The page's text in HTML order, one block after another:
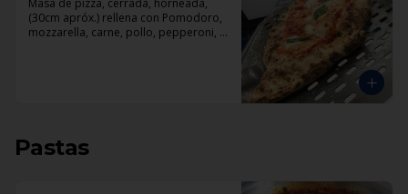
Masa de pizza, cerrada, horneada,
(30cm apróx.) rellena con Pomodoro,
mozzarella, carne, pollo, pepperoni,
Pastas